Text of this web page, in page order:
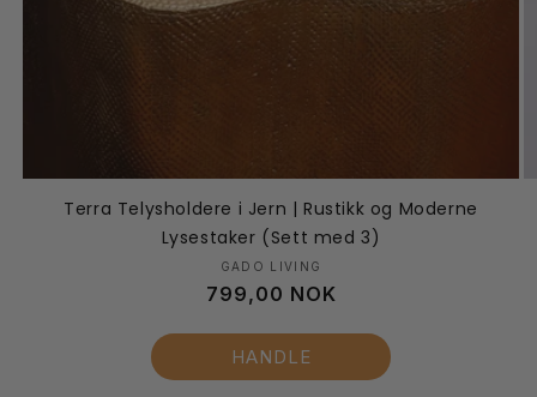
Terra Telysholdere i Jern | Rustikk og Moderne
Lysestaker (Sett med 3)
Selger:
GADO LIVING
Vanlig
799,00 NOK
HANDLE